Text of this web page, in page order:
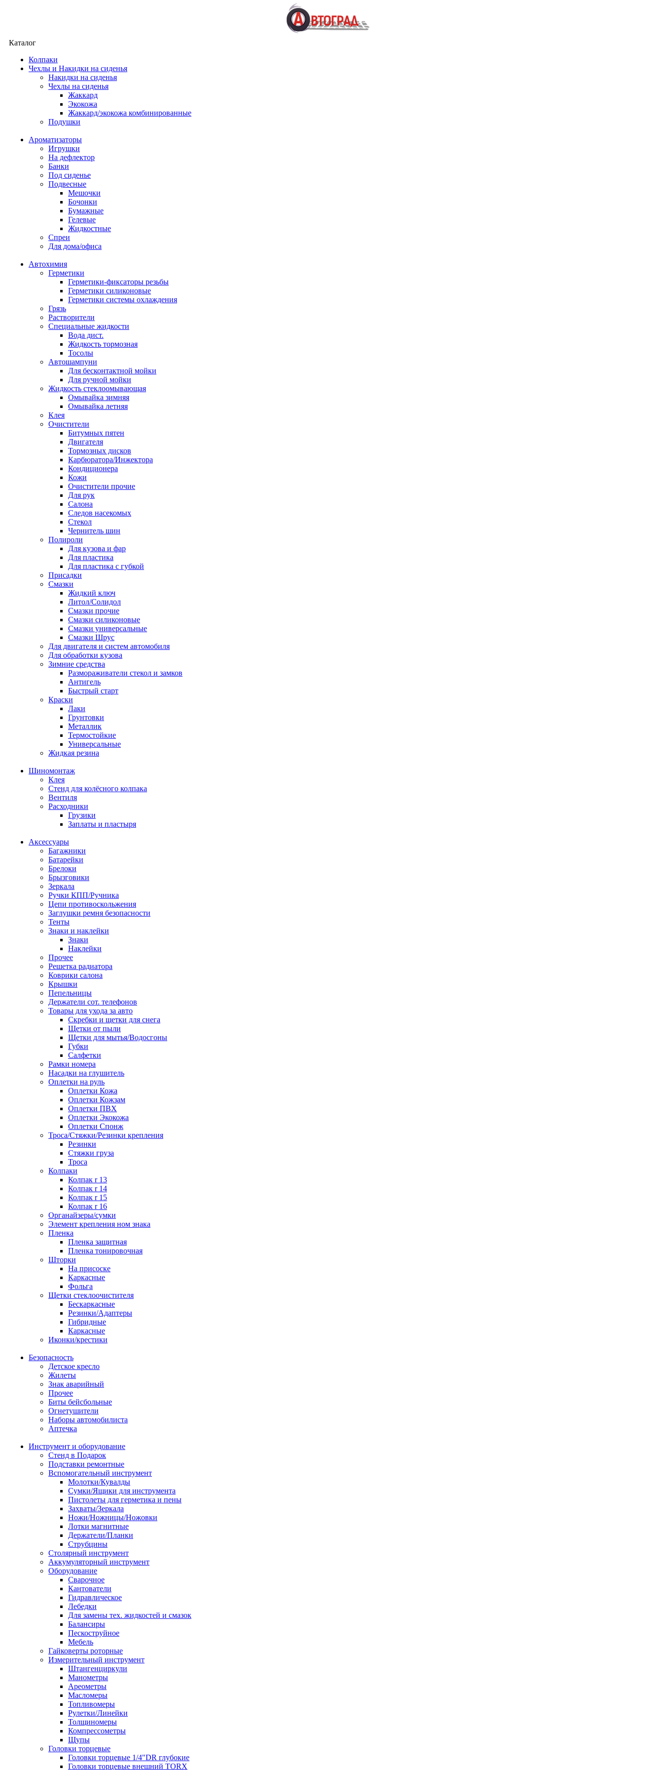
Каталог
Колпаки
Чехлы и Накидки на сиденья
Накидки на сиденья
Чехлы на сиденья
Жаккард
Экокожа
Жаккард/экокожа комбинированные
Подушки
Ароматизаторы
Игрушки
На дефлектор
Банки
Под сиденье
Подвесные
Мешочки
Бочонки
Бумажные
Гелевые
Жидкостные
Спреи
Для дома/офиса
Автохимия
Герметики
Герметики-фиксаторы резьбы
Герметики силиконовые
Герметики системы охлаждения
Грязь
Растворители
Специальные жидкости
Вода дист.
Жидкость тормозная
Тосолы
Автошампуни
Для бесконтактной мойки
Для ручной мойки
Жидкость стеклоомывающая
Омывайка зимняя
Омывайка летняя
Клея
Очистители
Битумных пятен
Двигателя
Тормозных дисков
Карбюратора/Инжектора
Кондиционера
Кожи
Очистители прочие
Для рук
Салона
Следов насекомых
Стекол
Чернитель шин
Полироли
Для кузова и фар
Для пластика
Для пластика с губкой
Присадки
Смазки
Жидкий ключ
Литол/Солидол
Смазки прочие
Смазки силиконовые
Смазки универсальные
Смазки Шрус
Для двигателя и систем автомобиля
Для обработки кузова
Зимние средства
Размораживатели стекол и замков
Антигель
Быстрый старт
Краски
Лаки
Грунтовки
Металлик
Термостойкие
Универсальные
Жидкая резина
Шиномонтаж
Клея
Стенд для колёсного колпака
Вентиля
Расходники
Грузики
Заплаты и пластыря
Аксессуары
Багажники
Батарейки
Брелоки
Брызговики
Зеркала
Ручки КПП/Ручника
Цепи противоскольжения
Заглушки ремня безопасности
Тенты
Знаки и наклейки
Знаки
Наклейки
Прочее
Решетка радиатора
Коврики салона
Крышки
Пепельницы
Держатели сот. телефонов
Товары для ухода за авто
Скребки и щетки для снега
Щетки от пыли
Щетки для мытья/Водосгоны
Губки
Салфетки
Рамки номера
Насадки на глушитель
Оплетки на руль
Оплетки Кожа
Оплетки Кожзам
Оплетки ПВХ
Оплетки Экокожа
Оплетки Спонж
Троса/Стяжки/Резинки крепления
Резинки
Стяжки груза
Троса
Колпаки
Колпак r 13
Колпак r 14
Колпак r 15
Колпак r 16
Органайзеры/сумки
Элемент крепления ном знака
Пленка
Пленка защитная
Пленка тонировочная
Шторки
На присоске
Каркасные
Фольга
Щетки стеклоочистителя
Бескаркасные
Резинки/Адаптеры
Гибридные
Каркасные
Иконки/крестики
Безопасность
Детское кресло
Жилеты
Знак аварийный
Прочее
Биты бейсбольные
Огнетушители
Наборы автомобилиста
Аптечка
Инструмент и оборудование
Стенд в Подарок
Подставки ремонтные
Вспомогательный инструмент
Молотки/Кувалды
Сумки/Ящики для инструмента
Пистолеты для герметика и пены
Захваты/Зеркала
Ножи/Ножницы/Ножовки
Лотки магнитные
Держатели/Планки
Струбцины
Столярный инструмент
Аккумуляторный инструмент
Оборудование
Сварочное
Кантователи
Гидравлическое
Лебедки
Для замены тех. жидкостей и смазок
Балансиры
Пескоструйное
Мебель
Гайковерты роторные
Измерительный инструмент
Штангенциркули
Манометры
Ареометры
Масломеры
Топливомеры
Рулетки/Линейки
Толщиномеры
Компрессометры
Щупы
Головки торцевые
Головки торцевые 1/4"DR глубокие
Головки торцевые внешний TORX